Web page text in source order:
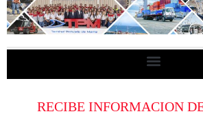
RECIBE INFORMACION